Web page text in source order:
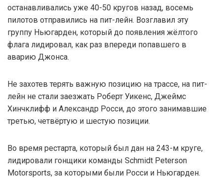
останавливались уже 40-50 кругов назад, восемь
пилотов отправились на пит-лейн. Возглавил эту
группу Ньюгарден, который до появления жёлтого
флага лидировал, как раз впереди попавшего в
аварию Джонса.
Не захотев терять важную позицию на трассе, на пит-
лейн не стали заезжать Роберт Уикенс, Джеймс
Хинчклифф и Александр Росси, до этого занимавшие
третью, четвёртую и шестую позиции.
Во время рестарта, который был дан на 243-м круге,
лидировали гонщики команды Schmidt Peterson
Motorsports, за которыми были Росси и Ньюгарден.